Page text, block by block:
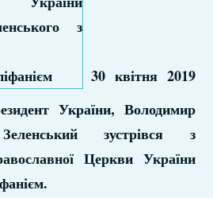
30 квітня 2019
України, Володимир
зустрівся з
Церкви України